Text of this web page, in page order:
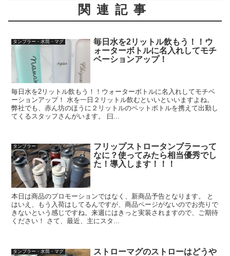
関連記事
タンブラー・水筒・マグ
毎日水を2リットル飲もう！！ウ
ォーターボトルに名入れしてモチ
ベーションアップ！
毎日水を2リットル飲もう！！ウォーターボトルに名入れしてモチベ
ーションアップ！ 水を一日２リットル飲むといいといいますよね。
弊社でも、赤ん坊のほうに２リットルのペットボトルを携えて出勤し
てくるスタッフさんがいます。 曰...
タンブラー
フリップストロータンブラーって
なに？使ってみたら相当優秀でし
た！導入します！！！
本日は商品のプロモーションではなく、新商品予告となります。 と
はいえ、もう入荷はしてるんですが、商品ページがないのでお売りで
きないという感じですね。来週にはきっと実装されますので、ご期待
ください！ さて、最近、主にスタ...
タンブラー・水筒・マグ
ストローマグのストローはどうや